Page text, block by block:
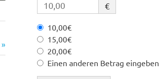
€
10,00€
15,00€
20,00€
Einen anderen Betrag eingeben